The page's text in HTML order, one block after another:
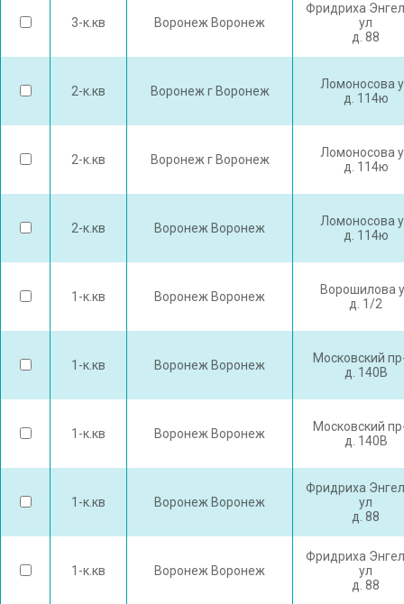
3-к.кв Воронеж Воронеж
Фридриха
ул
д. 88
2-к.кв Воронеж г Воронеж
Ломоносова
д. 114ю
2-к.кв Воронеж г Воронеж
Ломоносова
д. 114ю
2-к.кв Воронеж Воронеж
Ломоносова
д. 114ю
1-к.кв Воронеж Воронеж
Ворошилова
д. 1/2
1-к.кв Воронеж Воронеж
Московский
д. 140В
1-к.кв Воронеж Воронеж
Московский
д. 140В
1-к.кв Воронеж Воронеж
Фридриха
ул
д. 88
1-к.кв Воронеж Воронеж
Фридриха
ул
д. 88